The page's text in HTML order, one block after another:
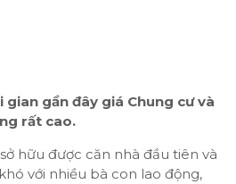
gần đây giá Chung cư và
rất cao.
hữu được căn nhà đầu tiên và
với nhiều bà con lao động,